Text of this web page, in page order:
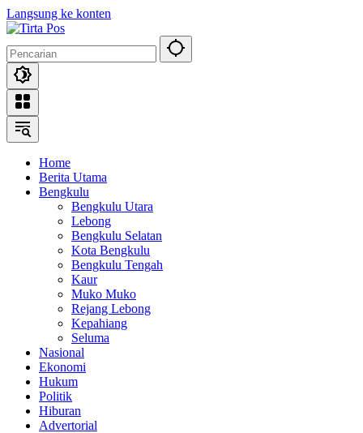
Langsung ke konten
Home
Berita Utama
Bengkulu
Bengkulu Utara
Lebong
Bengkulu Selatan
Kota Bengkulu
Bengkulu Tengah
Kaur
Muko Muko
Rejang Lebong
Kepahiang
Seluma
Nasional
Ekonomi
Hukum
Politik
Hiburan
Advertorial